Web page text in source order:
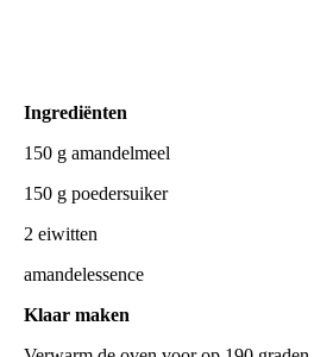
Ingrediënten
150 g amandelmeel
150 g poedersuiker
2 eiwitten
amandelessence
Klaar maken